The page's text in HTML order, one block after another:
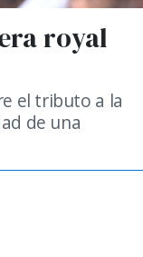
royal
el tributo a la
de una